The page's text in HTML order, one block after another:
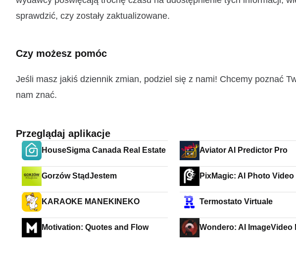
sprawdzić, czy zostały zaktualizowane.
Czy możesz pomóc
Jeśli masz jakiś dziennik zmian, podziel się z nami! Chcemy poznać
nam znać.
Przeglądaj aplikacje
HouseSigma Canada Real Estate Aviator AI Predictor Pro
Gorzów StądJestem PixMagic: AI Photo Video
KARAOKE MANEKINEKO Termostato Virtuale
Motivation: Quotes and Flow Wondero: AI ImageVideo